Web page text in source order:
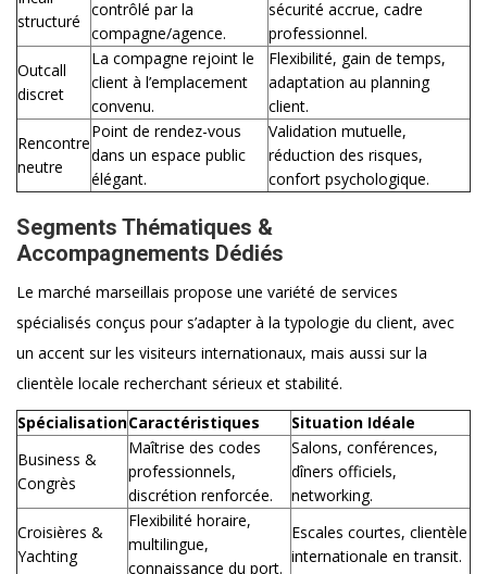
structuré
contrôlé par la
compagne/agence.
sécurité accrue, cadre
professionnel.
Outcall
discret
La compagne rejoint le
client à l’emplacement
convenu.
Flexibilité, gain de temps,
adaptation au planning
client.
Rencontre
neutre
Point de rendez-vous
dans un espace public
élégant.
Validation mutuelle,
réduction des risques,
confort psychologique.
Segments Thématiques &
Accompagnements Dédiés
Le marché marseillais propose une variété de services
spécialisés conçus pour s’adapter à la typologie du client, avec
un accent sur les visiteurs internationaux, mais aussi sur la
clientèle locale recherchant sérieux et stabilité.
SpécialisationCaractéristiques
Situation Idéale
Business &
Congrès
Maîtrise des codes
professionnels,
discrétion renforcée.
Salons, conférences,
dîners officiels,
networking.
Croisières &
Yachting
Flexibilité horaire,
multilingue,
connaissance du port.
Escales courtes, clientèle
internationale en transit.